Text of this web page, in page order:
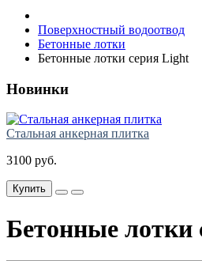
Поверхностный водоотвод
Бетонные лотки
Бетонные лотки серия Light
Новинки
Стальная анкерная плитка
3100 руб.
Купить
Бетонные лотки